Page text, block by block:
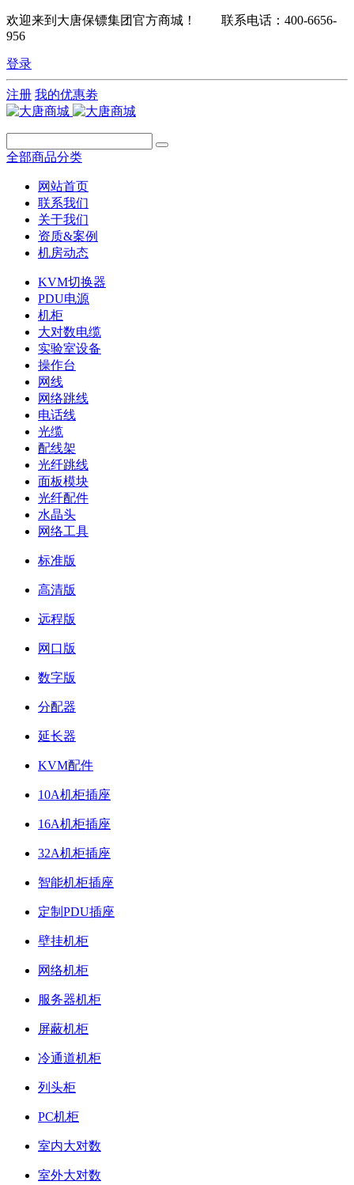
欢迎来到大唐保镖集团官方商城！ 联系电话：400-6656-
956
登录
注册 我的优惠劵
全部商品分类
网站首页
联系我们
关于我们
资质&案例
机房动态
KVM切换器
PDU电源
机柜
大对数电缆
实验室设备
操作台
网线
网络跳线
电话线
光缆
配线架
光纤跳线
面板模块
光纤配件
水晶头
网络工具
标准版
高清版
远程版
网口版
数字版
分配器
延长器
KVM配件
10A机柜插座
16A机柜插座
32A机柜插座
智能机柜插座
定制PDU插座
壁挂机柜
网络机柜
服务器机柜
屏蔽机柜
冷通道机柜
列头柜
PC机柜
室内大对数
室外大对数